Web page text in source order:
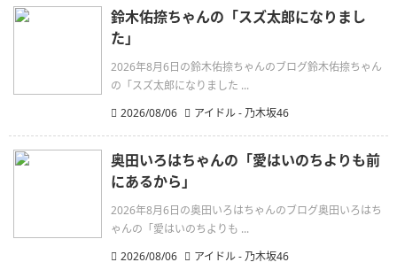
鈴木佑捺ちゃんの「スズ太郎になりまし
た」
2026年8月6日の鈴木佑捺ちゃんのブログ鈴木佑捺ちゃん
の「スズ太郎になりました ...
2026/08/06
アイドル - 乃木坂46
奥田いろはちゃんの「愛はいのちよりも前
にあるから」
2026年8月6日の奥田いろはちゃんのブログ奥田いろはち
ゃんの「愛はいのちよりも ...
2026/08/06
アイドル - 乃木坂46